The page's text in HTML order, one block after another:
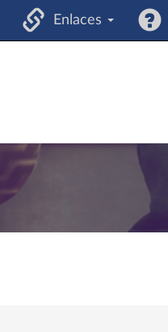
Enlaces